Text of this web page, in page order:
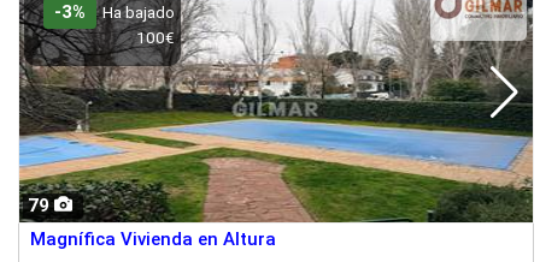
79
-3%
Ha bajado
100€
Magnífica Vivienda en Altura